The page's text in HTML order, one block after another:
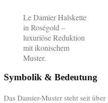
Le Damier Halskette
in Roségold –
luxuriöse Reduktion
mit ikonischem
Muster.
Symbolik & Bedeutung
Das Damier-Muster steht seit über